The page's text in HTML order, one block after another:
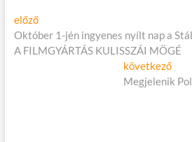
Bejegyzés
navigáció
előzőElőző
cikk:
Október 1-jén ingyenes nyílt nap a
A FILMGYÁRTÁS KULISSZÁI MÖGÉ
következő
Megjelenik